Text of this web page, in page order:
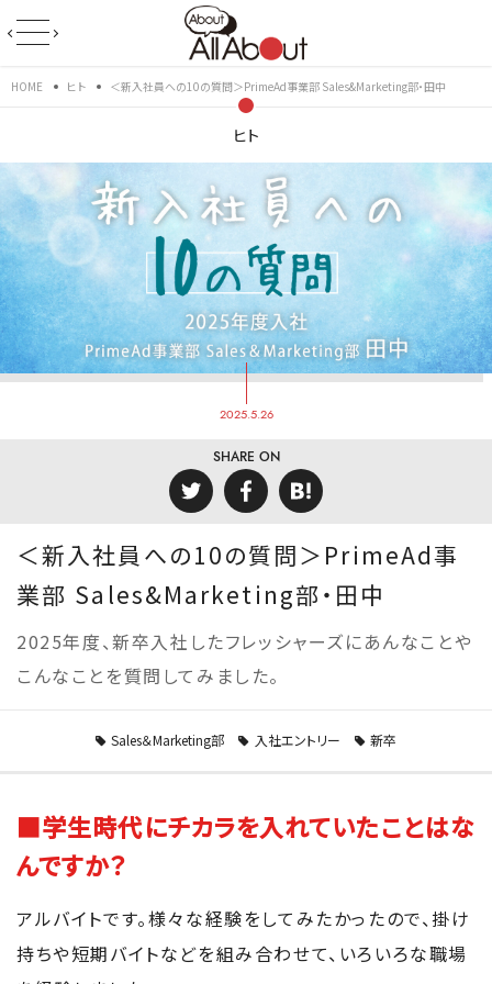
HOME ヒト ＜新入社員への10の質問＞PrimeAd事業部 Sales&Marketing部・田中
ヒト
2025.5.26
SHARE ON
＜新入社員への10の質問＞PrimeAd事
業部 Sales&Marketing部・田中
2025年度、新卒入社したフレッシャーズにあんなことや
こんなことを質問してみました。
Sales＆Marketing部 入社エントリー 新卒
■学生時代にチカラを入れていたことはな
んですか？
アルバイトです。様々な経験をしてみたかったので、掛け
持ちや短期バイトなどを組み合わせて、いろいろな職場